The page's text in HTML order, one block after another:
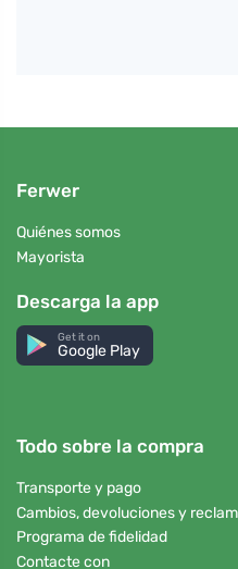
Ferwer
Quiénes somos
Mayorista
Descarga la app
Get it on
Google Play
Todo sobre la compra
Transporte y pago
Cambios, devoluciones y
Programa de fidelidad
Contacte con